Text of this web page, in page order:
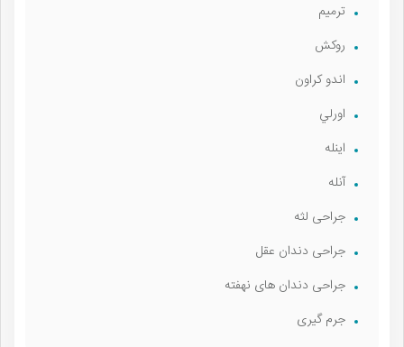
ترميم
روكش
اندو كراون
اورلي
اينله
آنله
جراحی لثه
جراحی دندان عقل
جراحی دندان های نهفته
جرم گيری